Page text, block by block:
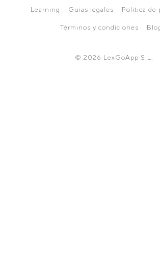
Learning Guías legales Política de
Términos y condiciones
© 2026 LexGoApp S.L.